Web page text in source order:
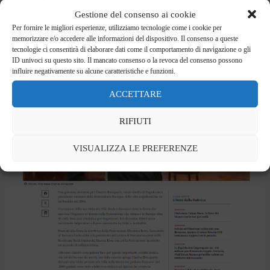
Gestione del consenso ai cookie
Per fornire le migliori esperienze, utilizziamo tecnologie come i cookie per
memorizzare e/o accedere alle informazioni del dispositivo. Il consenso a queste
tecnologie ci consentirà di elaborare dati come il comportamento di navigazione o gli
ID univoci su questo sito. Il mancato consenso o la revoca del consenso possono
influire negativamente su alcune caratteristiche e funzioni.
ACCETTARE
RIFIUTI
VISUALIZZA LE PREFERENZE